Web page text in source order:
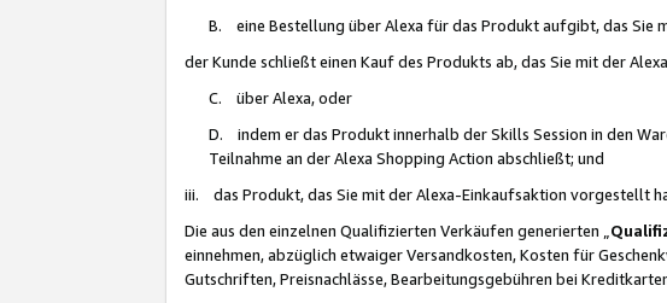
B. eine Bestellung über Alexa für das Produkt aufgibt, das Sie
der Kunde schließt einen Kauf des Produkts ab, das Sie mit der
C. über Alexa, oder
D. indem er das Produkt innerhalb der Skills Session in den
Teilnahme an der Alexa Shopping Action abschließt; und
iii. das Produkt, das Sie mit der Alexa-Einkaufsaktion vorgestellt
Die aus den einzelnen Qualifizierten Verkäufen generierten „
einnehmen, abzüglich etwaiger Versandkosten, Kosten für
Gutschriften, Preisnachlässe, Bearbeitungsgebühren bei